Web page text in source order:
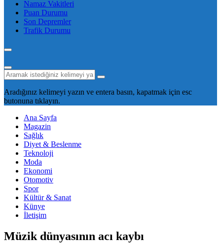
Namaz Vakitleri
Puan Durumu
Son Depremler
Trafik Durumu
Aradığınız kelimeyi yazın ve entera basın, kapatmak için esc
butonuna tıklayın.
Ana Sayfa
Magazin
Sağlık
Diyet & Beslenme
Teknoloji
Moda
Ekonomi
Otomotiv
Spor
Kültür & Sanat
Künye
İletişim
Müzik dünyasının acı kaybı